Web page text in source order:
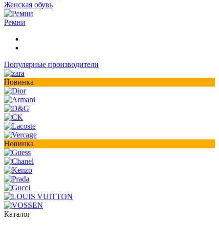
Женская обувь
Ремни
Популярные производители
Новинка
Новинка
Каталог